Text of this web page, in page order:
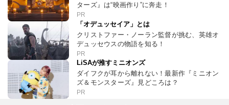
ターズ』は“映画作り”に奔走！
PR
「オデュッセイア」とは
クリストファー・ノーラン監督が挑む、英雄オ
デュッセウスの物語を知る！
PR
LiSAが推すミニオンズ
ダイフクが耳から離れない！最新作『ミニオン
ズ＆モンスターズ』見どころは？
PR